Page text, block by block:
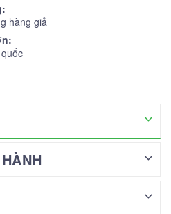
hàng giả